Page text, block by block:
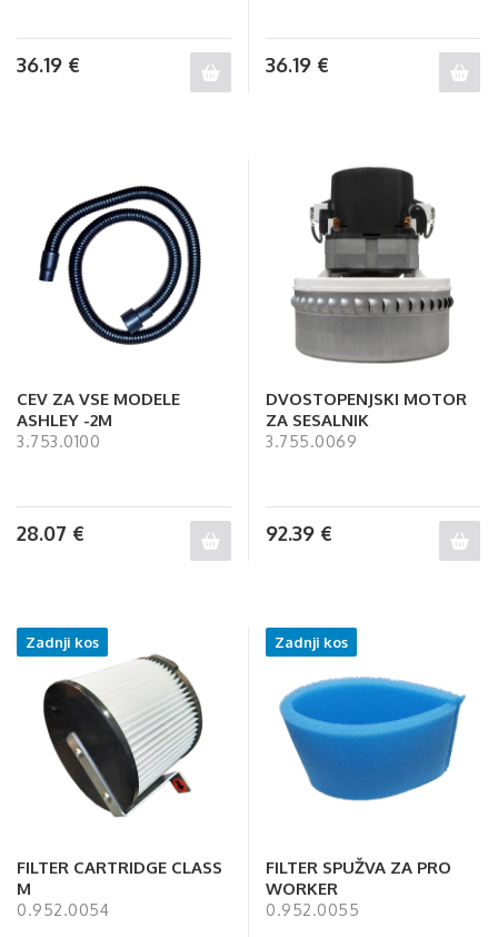
36.19 € 36.19 €
CEV ZA VSE MODELE
ASHLEY -2M
3.753.0100
28.07 €
DVOSTOPENJSKI MOTOR
ZA SESALNIK
3.755.0069
92.39 €
Zadnji kos
FILTER CARTRIDGE CLASS
M
0.952.0054
Zadnji kos
FILTER SPUŽVA ZA PRO
WORKER
0.952.0055